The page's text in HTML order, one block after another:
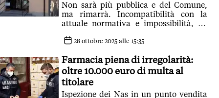
Non sarà più pubblica e del Comune,
ma rimarrà. Incompatibilità con la
attuale normativa e impossibilità, da
un piano economico
28 ottobre 2025 alle 15:35
Farmacia piena di irregolarità:
oltre 10.000 euro di multa al
titolare
Ispezione dei Nas in un punto vendita